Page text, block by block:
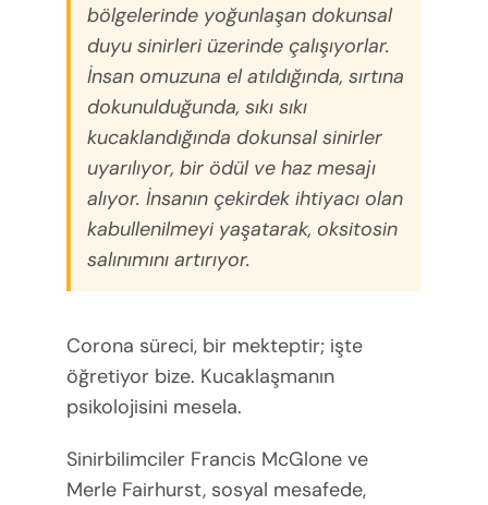
bölgelerinde yoğunlaşan dokunsal
duyu sinirleri üzerinde çalışıyorlar.
İnsan omuzuna el atıldığında, sırtına
dokunulduğunda, sıkı sıkı
kucaklandığında dokunsal sinirler
uyarılıyor, bir ödül ve haz mesajı
alıyor. İnsanın çekirdek ihtiyacı olan
kabullenilmeyi yaşatarak, oksitosin
salınımını artırıyor.
Corona süreci, bir mekteptir; işte
öğretiyor bize. Kucaklaşmanın
psikolojisini mesela.
Sinirbilimciler Francis McGlone ve
Merle Fairhurst, sosyal mesafede,